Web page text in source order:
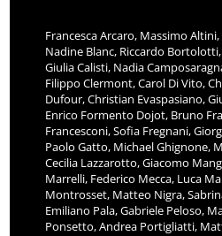
Francesca Arcaro, Massimo
Nadine Blanc, Riccardo
Giulia Calisti, Nadia
Filippo Clermont, Carol Di Vito,
Dufour, Christian Evaspasiano,
Enrico Formento Dojot, Bruno
Francesconi, Sofia Fregnani,
Paolo Gatto, Michael Ghignone,
Cecilia Lazzarotto, Giacomo
Marrelli, Federico Mecca, Luca
Montrosset, Matteo Nigra,
Emiliano Pala, Gabriele Peloso,
Ponsetto, Andrea Portigliatti,